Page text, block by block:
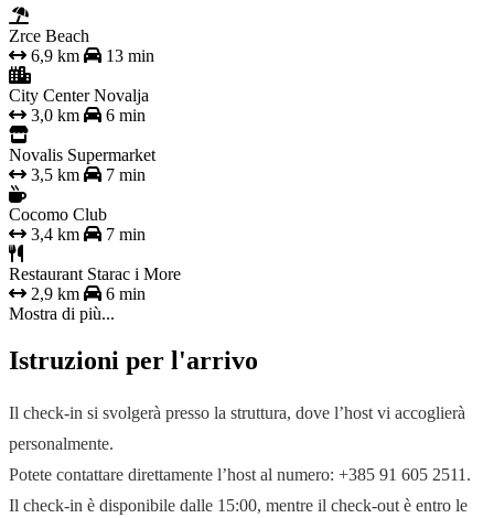
Zrce Beach
6,9 km
13 min
City Center Novalja
3,0 km
6 min
Novalis Supermarket
3,5 km
7 min
Cocomo Club
3,4 km
7 min
Restaurant Starac i More
2,9 km
6 min
Mostra di più...
Istruzioni per l'arrivo
Il check-in si svolgerà presso la struttura, dove l’host vi accoglierà
personalmente.
Potete contattare direttamente l’host al numero: +385 91 605 2511.
Il check-in è disponibile dalle 15:00, mentre il check-out è entro le